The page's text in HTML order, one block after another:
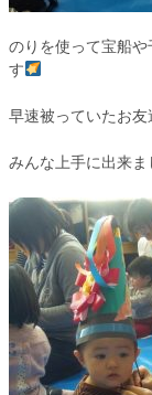
のりを使って宝船
す
早速被っていたお友
みんな上手に出来ま